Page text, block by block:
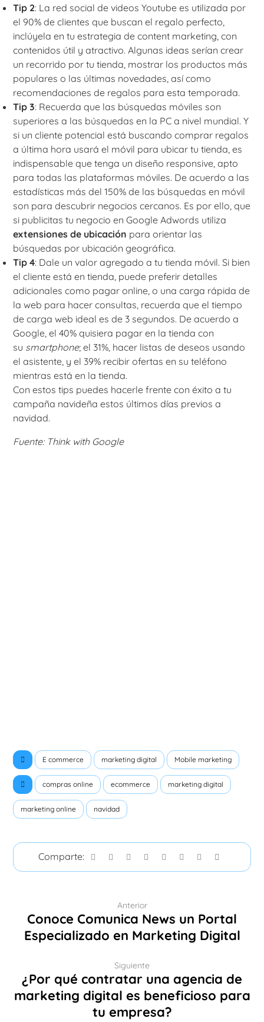
Tip 2: La red social de videos Youtube es utilizada por
el 90% de clientes que buscan el regalo perfecto,
inclúyela en tu estrategia de content marketing, con
contenidos útil y atractivo. Algunas ideas serían crear
un recorrido por tu tienda, mostrar los productos más
populares o las últimas novedades, así como
recomendaciones de regalos para esta temporada.
Tip 3: Recuerda que las búsquedas móviles son
superiores a las búsquedas en la PC a nivel mundial. Y
si un cliente potencial está buscando comprar regalos
a última hora usará el móvil para ubicar tu tienda, es
indispensable que tenga un diseño responsive, apto
para todas las plataformas móviles. De acuerdo a las
estadísticas más del 150% de las búsquedas en móvil
son para descubrir negocios cercanos. Es por ello, que
si publicitas tu negocio en Google Adwords utiliza
extensiones de ubicación para orientar las
búsquedas por ubicación geográfica.
Tip 4: Dale un valor agregado a tu tienda móvil. Si bien
el cliente está en tienda, puede preferir detalles
adicionales como pagar online, o una carga rápida de
la web para hacer consultas, recuerda que el tiempo
de carga web ideal es de 3 segundos. De acuerdo a
Google, el 40% quisiera pagar en la tienda con
su smartphone; el 31%, hacer listas de deseos usando
el asistente, y el 39% recibir ofertas en su teléfono
mientras está en la tienda.
Con estos tips puedes hacerle frente con éxito a tu
campaña navideña estos últimos días previos a
navidad.
Fuente: Think with Google
E commerce marketing digital Mobile marketing
compras online ecommerce marketing digital
marketing online navidad
Anterior
Conoce Comunica News un Portal
Especializado en Marketing Digital
Siguiente
¿Por qué contratar una agencia de
marketing digital es beneficioso para
tu empresa?